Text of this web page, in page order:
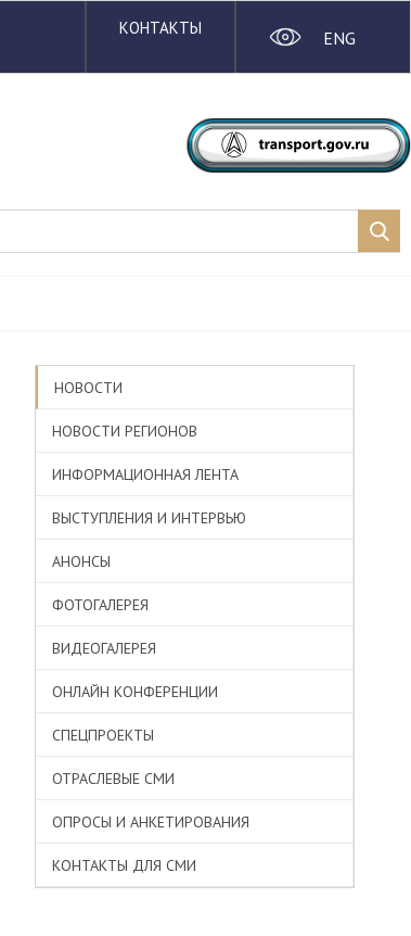
КОНТАКТЫ ENG
НОВОСТИ
НОВОСТИ РЕГИОНОВ
ИНФОРМАЦИОННАЯ ЛЕНТА
ВЫСТУПЛЕНИЯ И ИНТЕРВЬЮ
АНОНСЫ
ФОТОГАЛЕРЕЯ
ВИДЕОГАЛЕРЕЯ
ОНЛАЙН КОНФЕРЕНЦИИ
СПЕЦПРОЕКТЫ
ОТРАСЛЕВЫЕ СМИ
ОПРОСЫ И АНКЕТИРОВАНИЯ
КОНТАКТЫ ДЛЯ СМИ